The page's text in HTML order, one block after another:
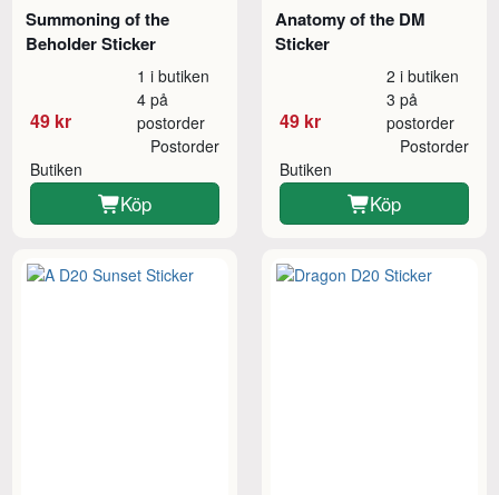
Summoning of the
Beholder Sticker
49 kr
1 i butiken
4 på
postorder
Butiken
Postorder
Köp
Anatomy of the DM
Sticker
49 kr
2 i butiken
3 på
postorder
Butiken
Postorder
Köp